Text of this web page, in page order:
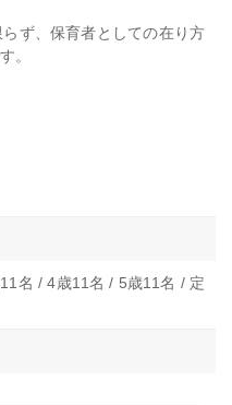
ず、保育者としての在り方
。
名 / 4歳11名 / 5歳11名 / 定